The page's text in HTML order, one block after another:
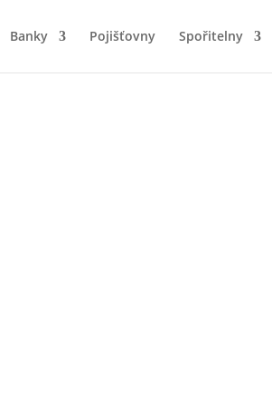
Banky Pojišťovny Spořitelny